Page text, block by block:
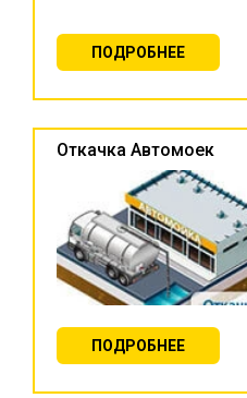
ПОДРОБНЕЕ
Откачка Автомоек
ПОДРОБНЕЕ